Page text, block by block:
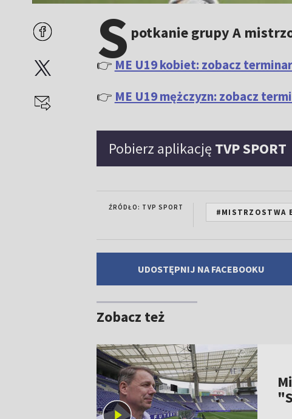
S potkanie grupy A
👉 ME U19 kobiet: zobacz
👉 ME U19 mężczyzn: zobacz
Pobierz aplikację TVP SPORT
ŹRÓDŁO: TVP SPORT #MISTRZOSTWA
UDOSTĘPNIJ NA FACEBOOKU
Zobacz też